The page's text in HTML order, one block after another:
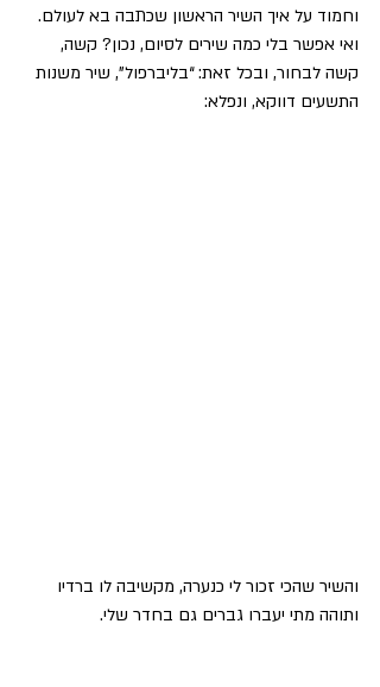
וחמוד על איך השיר הראשון שכתבה בא לעולם.
ואי אפשר בלי כמה שירים לסיום, נכון? קשה,
קשה לבחור, ובכל זאת: “בליברפול”, שיר משנות
התשעים דווקא, ונפלא:
והשיר שהכי זכור לי כנערה, מקשיבה לו ברדיו
ותוהה מתי יעברו גברים גם בחדר שלי.